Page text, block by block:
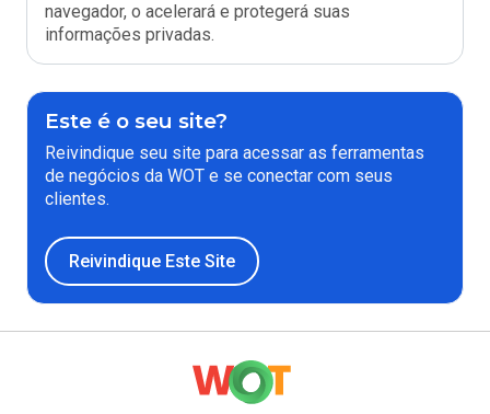
navegador, o acelerará e protegerá suas
informações privadas.
Este é o seu site?
Reivindique seu site para acessar as ferramentas
de negócios da WOT e se conectar com seus
clientes.
Reivindique Este Site